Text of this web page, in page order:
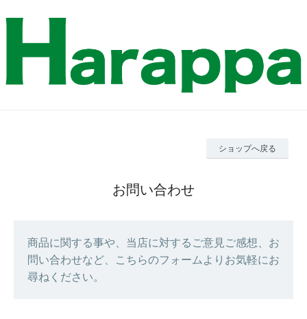
ショップへ戻る
お問い合わせ
商品に関する事や、当店に対するご意見ご感想、お
問い合わせなど、こちらのフォームよりお気軽にお
尋ねください。